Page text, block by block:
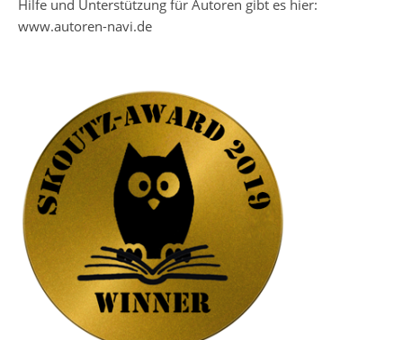
Hilfe und Unterstützung für Autoren gibt es hier:
www.autoren-navi.de